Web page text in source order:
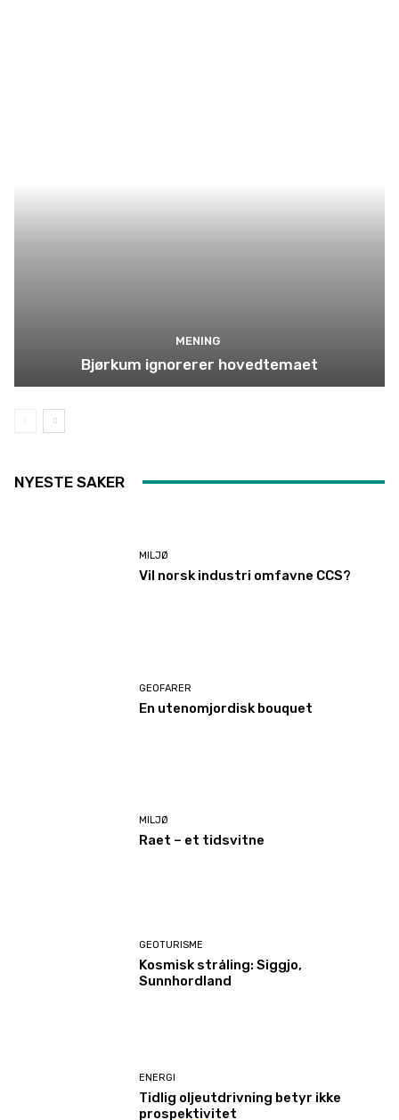
MENING
Bjørkum ignorerer hovedtemaet
NYESTE SAKER
MILJØ
Vil norsk industri omfavne CCS?
GEOFARER
En utenomjordisk bouquet
MILJØ
Raet – et tidsvitne
GEOTURISME
Kosmisk stråling: Siggjo,
Sunnhordland
ENERGI
Tidlig oljeutdrivning betyr ikke
prospektivitet